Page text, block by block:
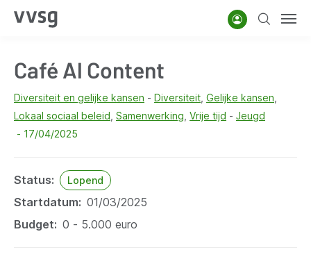
Overslaan
gaan
AccountZoeken
Café Al Content
Diversiteit en gelijke kansen Diversiteit Gelijke kansen
Lokaal sociaal beleid Samenwerking Vrije tijd
Jeugd
17/04/2025
Status Lopend
Startdatum
01/03/2025
Budget
0 - 5.000 euro